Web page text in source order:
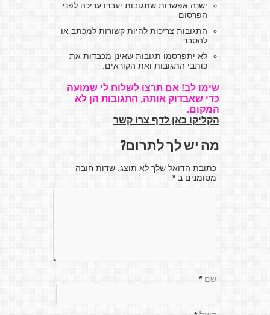
ישנה אפשרות שתגובות יעברו עריכה לפני
הפרסום
התגובות צריכות להיות קשורות למכתב או
להסבר
לא יתפרסמו תגובות שאינן מכבדות את
כותבי התגובות ואת הקוראים.
שימו לב! אם תרצו לשלוח לי שמועה
כדי שאבדוק אותה, התגובות הן לא
המקום.
הקליקו כאן לדף צרו קשר
מה יש לך לתרום?
כתובת הדואל שלך לא תוצג. שדות חובה
מסומנים ב*
שם *